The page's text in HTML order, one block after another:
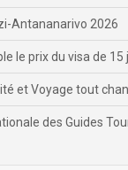
Antananarivo 2026
le prix du visa de 15
et Voyage tout
des Guides